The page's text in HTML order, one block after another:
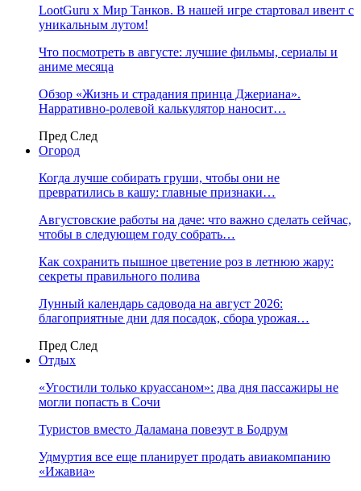
LootGuru x Мир Танков. В нашей игре стартовал ивент с
уникальным лутом!
Что посмотреть в августе: лучшие фильмы, сериалы и
аниме месяца
Обзор «Жизнь и страдания принца Джериана».
Нарративно-ролевой калькулятор наносит…
Пред След
Огород
Когда лучше собирать груши, чтобы они не
превратились в кашу: главные признаки…
Августовские работы на даче: что важно сделать сейчас,
чтобы в следующем году собрать…
Как сохранить пышное цветение роз в летнюю жару:
секреты правильного полива
Лунный календарь садовода на август 2026:
благоприятные дни для посадок, сбора урожая…
Пред След
Отдых
«Угостили только круассаном»: два дня пассажиры не
могли попасть в Сочи
Туристов вместо Даламана повезут в Бодрум
Удмуртия все еще планирует продать авиакомпанию
«Ижавиа»